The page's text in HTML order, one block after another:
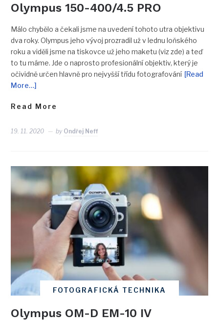
Olympus 150-400/4.5 PRO
Málo chybělo a čekali jsme na uvedení tohoto utra objektivu
dva roky. Olympus jeho vývoj prozradil už v lednu loňského
roku a viděli jsme na tiskovce už jeho maketu (viz zde) a teď
to tu máme. Jde o naprosto profesionální objektiv, který je
očividně určen hlavně pro nejvyšší třídu fotografování [Read
More…]
Read More
19. 11. 2020 by Ondřej Neff
FOTOGRAFICKÁ TECHNIKA
Olympus OM-D EM-10 IV